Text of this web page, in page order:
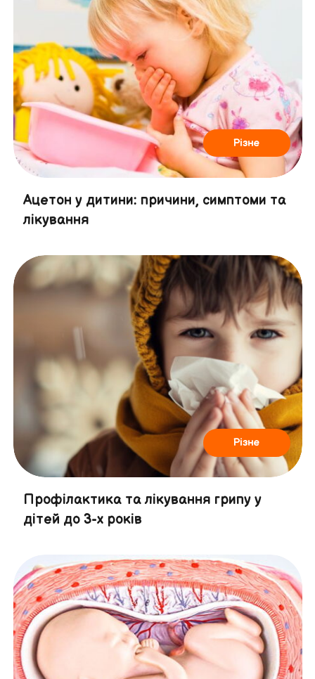
Різне
Ацетон у дитини: причини, симптоми та
лікування
Різне
Профілактика та лікування грипу у
дітей до 3-х років